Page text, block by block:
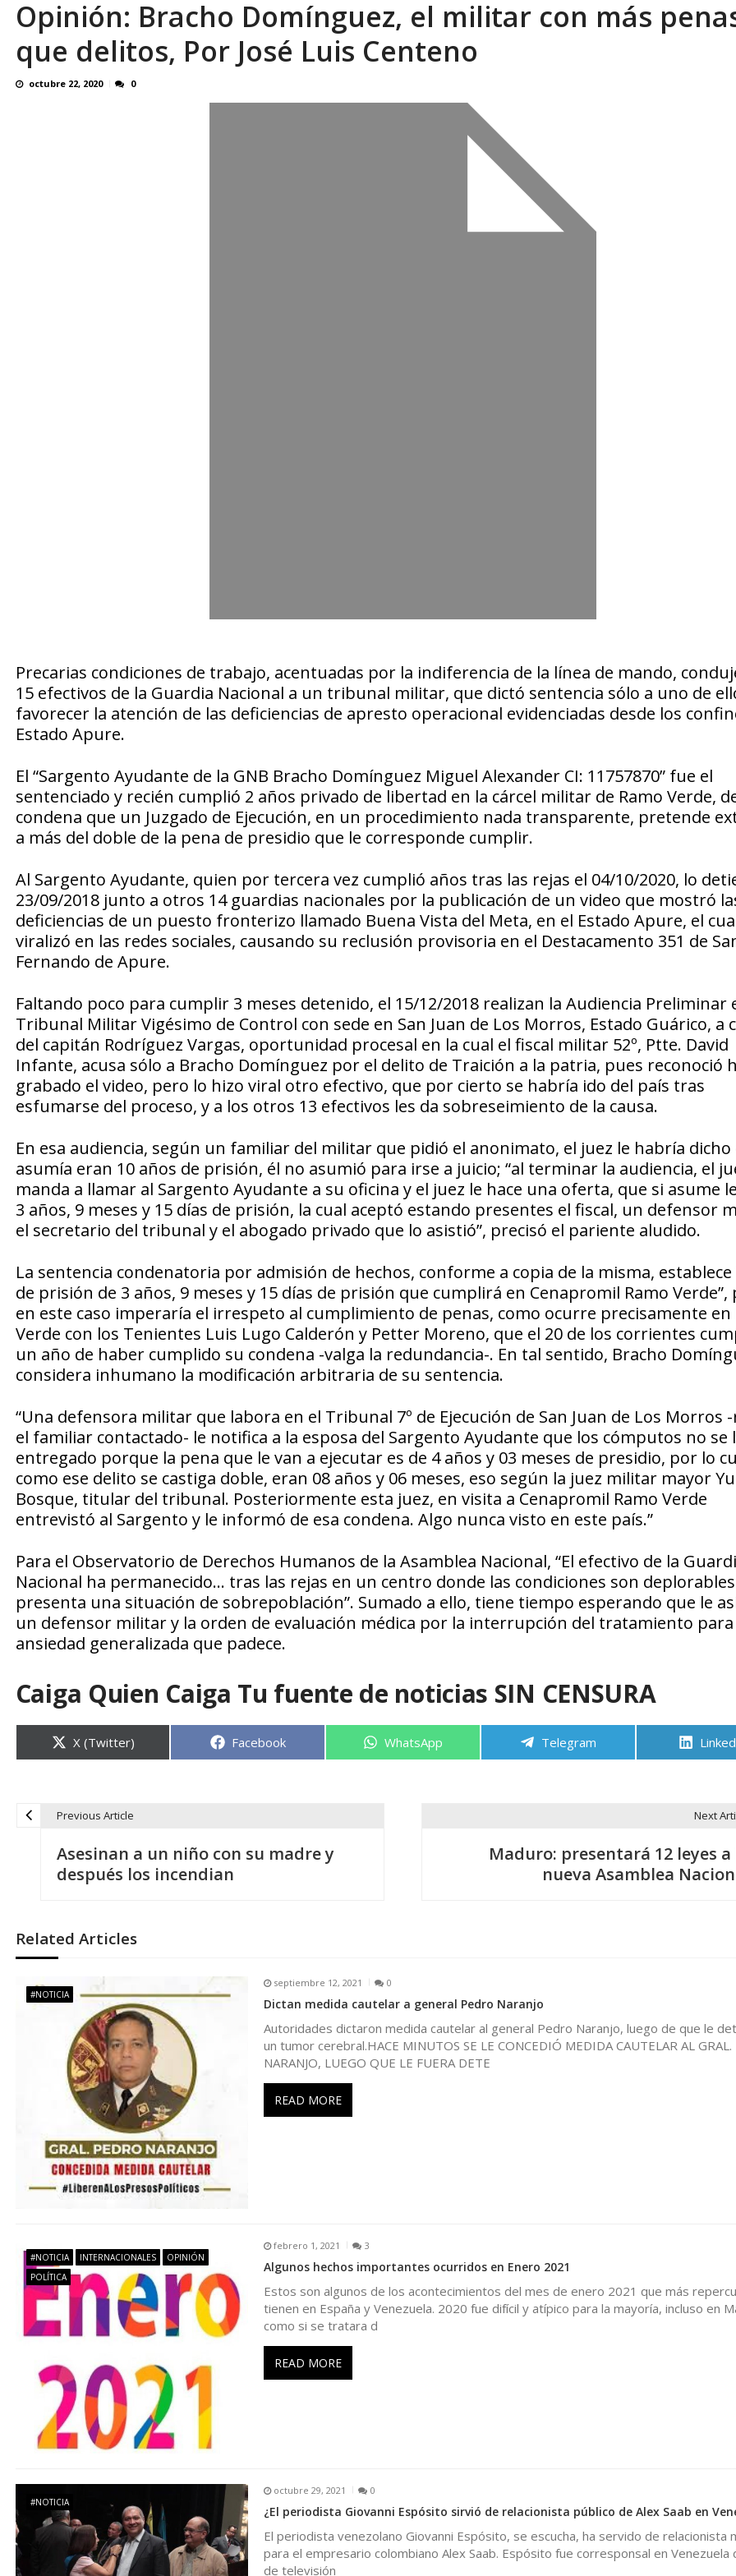
¿QUE PROTEGES TU? Por: Miguel Ángel León R AGOSTO 8, 2026
Opinión: Bracho Domínguez, el militar con más
que delitos, Por José Luis Centeno
octubre 22, 2020 0
Precarias condiciones de trabajo, acentuadas por la indiferencia de la línea de mando,
15 efectivos de la Guardia Nacional a un tribunal militar, que dictó sentencia sólo a uno de
favorecer la atención de las deficiencias de apresto operacional evidenciadas desde los
Estado Apure.
El “Sargento Ayudante de la GNB Bracho Domínguez Miguel Alexander CI: 11757870” fue el
sentenciado y recién cumplió 2 años privado de libertad en la cárcel militar de Ramo Verde,
condena que un Juzgado de Ejecución, en un procedimiento nada transparente, pretende
a más del doble de la pena de presidio que le corresponde cumplir.
Al Sargento Ayudante, quien por tercera vez cumplió años tras las rejas el 04/10/2020, lo
23/09/2018 junto a otros 14 guardias nacionales por la publicación de un video que mostró
deficiencias de un puesto fronterizo llamado Buena Vista del Meta, en el Estado Apure, el
viralizó en las redes sociales, causando su reclusión provisoria en el Destacamento 351 de
Fernando de Apure.
Faltando poco para cumplir 3 meses detenido, el 15/12/2018 realizan la Audiencia Preliminar
Tribunal Militar Vigésimo de Control con sede en San Juan de Los Morros, Estado Guárico, a
del capitán Rodríguez Vargas, oportunidad procesal en la cual el fiscal militar 52º, Ptte. David
Infante, acusa sólo a Bracho Domínguez por el delito de Traición a la patria, pues reconoció
grabado el video, pero lo hizo viral otro efectivo, que por cierto se habría ido del país tras
esfumarse del proceso, y a los otros 13 efectivos les da sobreseimiento de la causa.
En esa audiencia, según un familiar del militar que pidió el anonimato, el juez le habría dicho
asumía eran 10 años de prisión, él no asumió para irse a juicio; “al terminar la audiencia, el
manda a llamar al Sargento Ayudante a su oficina y el juez le hace una oferta, que si asume
3 años, 9 meses y 15 días de prisión, la cual aceptó estando presentes el fiscal, un defensor
el secretario del tribunal y el abogado privado que lo asistió”, precisó el pariente aludido.
La sentencia condenatoria por admisión de hechos, conforme a copia de la misma, establece
de prisión de 3 años, 9 meses y 15 días de prisión que cumplirá en Cenapromil Ramo Verde”,
en este caso imperaría el irrespeto al cumplimiento de penas, como ocurre precisamente en
Verde con los Tenientes Luis Lugo Calderón y Petter Moreno, que el 20 de los corrientes
un año de haber cumplido su condena -valga la redundancia-. En tal sentido, Bracho
considera inhumano la modificación arbitraria de su sentencia.
“Una defensora militar que labora en el Tribunal 7º de Ejecución de San Juan de Los Morros
el familiar contactado- le notifica a la esposa del Sargento Ayudante que los cómputos no se
entregado porque la pena que le van a ejecutar es de 4 años y 03 meses de presidio, por lo
como ese delito se castiga doble, eran 08 años y 06 meses, eso según la juez militar mayor
Bosque, titular del tribunal. Posteriormente esta juez, en visita a Cenapromil Ramo Verde
entrevistó al Sargento y le informó de esa condena. Algo nunca visto en este país.”
Para el Observatorio de Derechos Humanos de la Asamblea Nacional, “El efectivo de la
Nacional ha permanecido… tras las rejas en un centro donde las condiciones son
presenta una situación de sobrepoblación”. Sumado a ello, tiene tiempo esperando que le
un defensor militar y la orden de evaluación médica por la interrupción del tratamiento para
ansiedad generalizada que padece.
Caiga Quien Caiga Tu fuente de noticias SIN CENSURA
Compartir
en
X (Twitter) Compartir
Facebook Compartir
WhatsApp Compartir
Telegram
e
g
d
e
e
a
d
Previous Article
Asesinan a un niño con su madre y
después los incendian
Next
Maduro: presentará 12 leyes a
nueva Asamblea
Related Articles
#NOTICIA
septiembre 12, 2021 0
Dictan medida cautelar a general Pedro Naranjo
Autoridades dictaron medida cautelar al general Pedro Naranjo, luego de que le
un tumor cerebral.HACE MINUTOS SE LE CONCEDIÓ MEDIDA CAUTELAR AL GRAL.
NARANJO, LUEGO QUE LE FUERA DETE
READ MORE
#NOTICIA INTERNACIONALES
OPINIÓN
POLÍTICA
febrero 1, 2021 3
Algunos hechos importantes ocurridos en Enero 2021
Estos son algunos de los acontecimientos del mes de enero 2021 que más
tienen en España y Venezuela. 2020 fue difícil y atípico para la mayoría, incluso en
como si se tratara d
READ MORE
#NOTICIA
octubre 29, 2021 0
¿El periodista Giovanni Espósito sirvió de relacionista público de Alex Saab en
El periodista venezolano Giovanni Espósito, se escucha, ha servido de relacionista
para el empresario colombiano Alex Saab. Espósito fue corresponsal en Venezuela
de televisión